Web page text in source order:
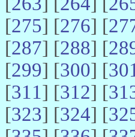
[275] [276] [
[287] [288] [
[299] [300] [
[311] [312] [
[323] [324] [